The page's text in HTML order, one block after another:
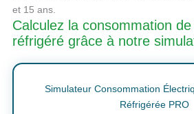
et 15 ans.
Calculez la consommation
réfrigéré grâce à notre
Simulateur Consommation
Réfrigérée PRO